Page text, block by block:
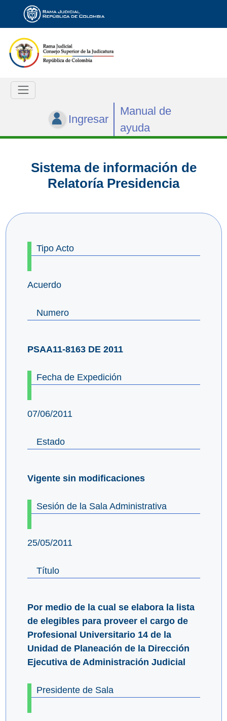
Ingresar
Manual de
ayuda
Sistema de información de
Relatoría Presidencia
Tipo Acto
Acuerdo
Numero
PSAA11-8163 DE 2011
Fecha de Expedición
07/06/2011
Estado
Vigente sin modificaciones
Sesión de la Sala Administrativa
25/05/2011
Título
Por medio de la cual se elabora la lista
de elegibles para proveer el cargo de
Profesional Universitario 14 de la
Unidad de Planeación de la Dirección
Ejecutiva de Administración Judicial
Presidente de Sala